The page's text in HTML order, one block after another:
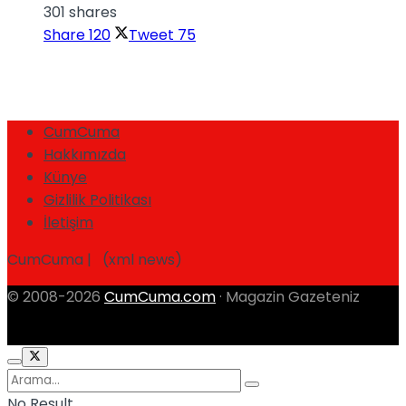
301 shares
Share120 Tweet 75
CumCuma
Hakkımızda
Künye
Gizlilik Politikası
İletişim
CumCuma | (xml news)
© 2008-2026 CumCuma.com · Magazin Gazeteniz